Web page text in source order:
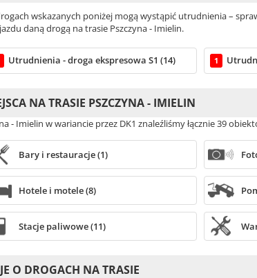
wskazanych poniżej mogą wystąpić utrudnienia –
daną drogą na trasie Pszczyna - Imielin.
Utrudnienia - droga ekspresowa S1 (14) 1
NA TRASIE PSZCZYNA - IMIELIN
- Imielin w wariancie przez DK1 znaleźliśmy łącznie 39
Bary i restauracje (1)
Hotele i motele (8)
Stacje paliwowe (11)
O DROGACH NA TRASIE